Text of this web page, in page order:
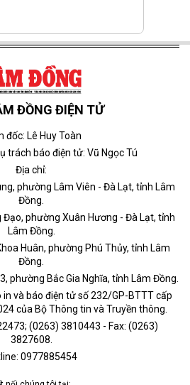
ĐỒNG ĐIỆN TỬ
đốc: Lê Huy Toàn
trách báo điện tử: Vũ Ngọc Tú
Địa chỉ:
phường Lâm Viên - Đà Lạt, tỉnh Lâm
Đồng.
Đạo, phường Xuân Hương - Đà Lạt, tỉnh
Lâm Đồng.
Huân, phường Phú Thủy, tỉnh Lâm
Đồng.
phường Bắc Gia Nghĩa, tỉnh Lâm Đồng.
và báo điện tử số 232/GP-BTTT cấp
của Bộ Thông tin và Truyền thông.
(0263) 3810443 - Fax: (0263)
3827608.
0977885454